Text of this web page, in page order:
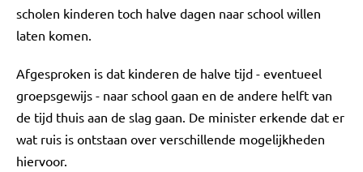
scholen kinderen toch halve dagen naar school willen
laten komen.
Afgesproken is dat kinderen de halve tijd - eventueel
groepsgewijs - naar school gaan en de andere helft van
de tijd thuis aan de slag gaan. De minister erkende dat er
wat ruis is ontstaan over verschillende mogelijkheden
hiervoor.